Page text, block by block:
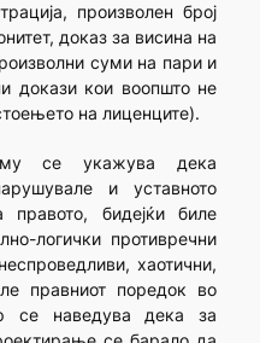
произволен број
доказ за висина на
суми на пари и
докази кои воопшто не
на лиценците).
се укажува дека
и уставното
бидејќи биле
логички противречни
хаотични,
правниот поредок во
се наведува дека за